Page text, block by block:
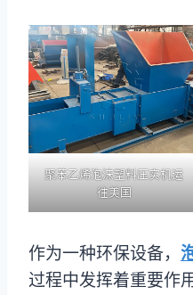
聚苯乙烯泡沫塑料压实机运
往美国
作为一种环保设备，
过程中发挥着重要作